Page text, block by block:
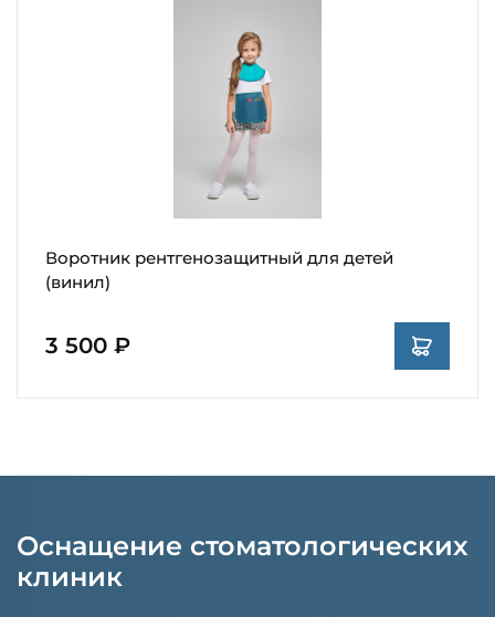
Воротник рентгенозащитный для детей
(винил)
3 500 ₽
Оснащение стоматологических
клиник